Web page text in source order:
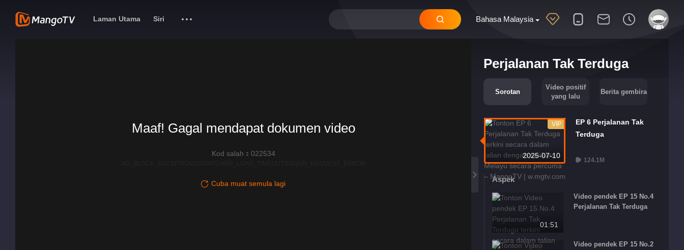
Bahasa Malaysia
Laman Utama Siri
Perjalanan Tak Terduga
Sorotan
Video positif
yang lalu
Berita gembira
2025-07-10
VIP
EP 6 Perjalanan Tak
Terduga
124.1M
Aspek
01:51
Video pendek EP 15 No.4
Perjalanan Tak Terduga
Video pendek EP 15 No.2
Maaf! Gagal mendapat dokumen video
Kod salah：022534
Cuba muat semula lagi